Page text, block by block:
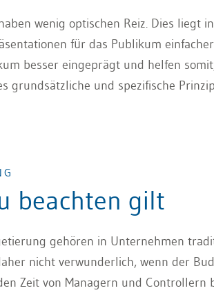
wenig optischen Reiz. Dies liegt
für das Publikum
besser eingeprägt und helfen
grundsätzliche und spezifische
beachten gilt
gehören in Unternehmen
nicht verwunderlich, wenn der
Zeit von Managern und Controllern